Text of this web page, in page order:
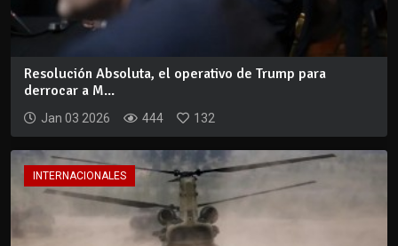
Resolución Absoluta, el operativo de Trump para
derrocar a M...
Jan 03 2026 444 132
INTERNACIONALES